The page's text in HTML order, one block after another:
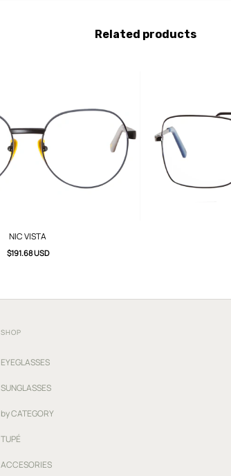
Related products
NIC VISTA
$191.68 USD
SHOP
EYEGLASSES
SUNGLASSES
by CATEGORY
TUPÉ
ACCESORIES